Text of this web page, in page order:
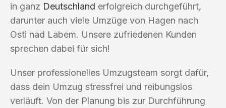
in ganz Deutschland erfolgreich durchgeführt,
darunter auch viele Umzüge von Hagen nach
Osti nad Labem. Unsere zufriedenen Kunden
sprechen dabei für sich!
Unser professionelles Umzugsteam sorgt dafür,
dass dein Umzug stressfrei und reibungslos
verläuft. Von der Planung bis zur Durchführung